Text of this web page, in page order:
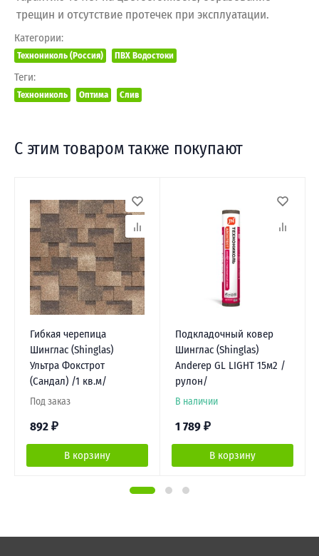
трещин и отсутствие протечек при эксплуатации.
Категории:
Технониколь (Россия) ПВХ Водостоки
Теги:
Технониколь Оптима Слив
С этим товаром также покупают
Гибкая черепица
Шинглас (Shinglas)
Ультра Фокстрот
(Сандал) /1 кв.м/
Под заказ
892 ₽
В корзину
Подкладочный ковер
Шинглас (Shinglas)
Anderep GL LIGHT 15м2 /
рулон/
В наличии
1 789 ₽
В корзину